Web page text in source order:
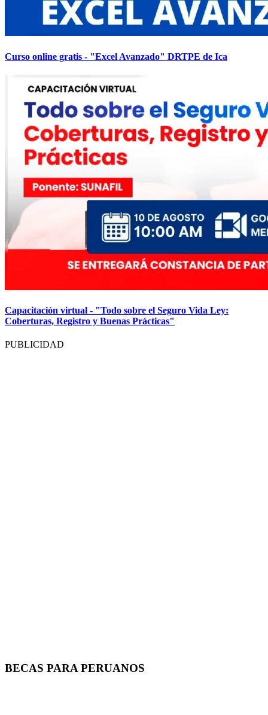
Curso online gratis - "Excel Avanzado" DRTPE de Ica
Capacitación virtual - "Todo sobre el Seguro Vida Ley:
Coberturas, Registro y Buenas Prácticas"
PUBLICIDAD
BECAS PARA PERUANOS